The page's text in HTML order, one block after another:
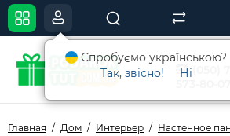
(050)
Главная Дом Интерьер Настенное
Спробуємо українською?
Так, звісно!
Ні